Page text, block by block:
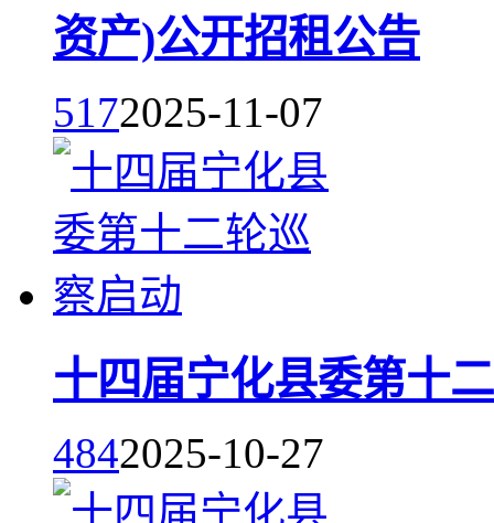
资产)公开招租公告
5172025-11-07
十四届宁化县委第十
4842025-10-27